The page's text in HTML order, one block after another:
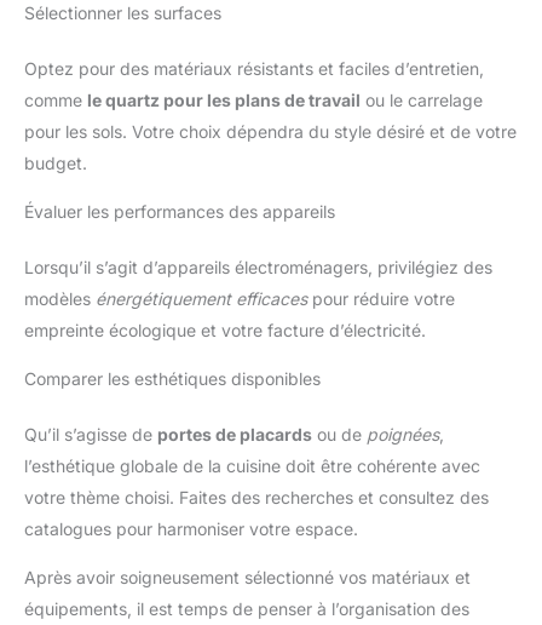
Sélectionner les surfaces
Optez pour des matériaux résistants et faciles d’entretien,
comme le quartz pour les plans de travail ou le carrelage
pour les sols. Votre choix dépendra du style désiré et de votre
budget.
Évaluer les performances des appareils
Lorsqu’il s’agit d’appareils électroménagers, privilégiez des
modèles énergétiquement efficacespour réduire votre
empreinte écologique et votre facture d’électricité.
Comparer les esthétiques disponibles
Qu’il s’agisse de portes de placards ou de poignées,
l’esthétique globale de la cuisine doit être cohérente avec
votre thème choisi. Faites des recherches et consultez des
catalogues pour harmoniser votre espace.
Après avoir soigneusement sélectionné vos matériaux et
équipements, il est temps de penser à l’organisation des